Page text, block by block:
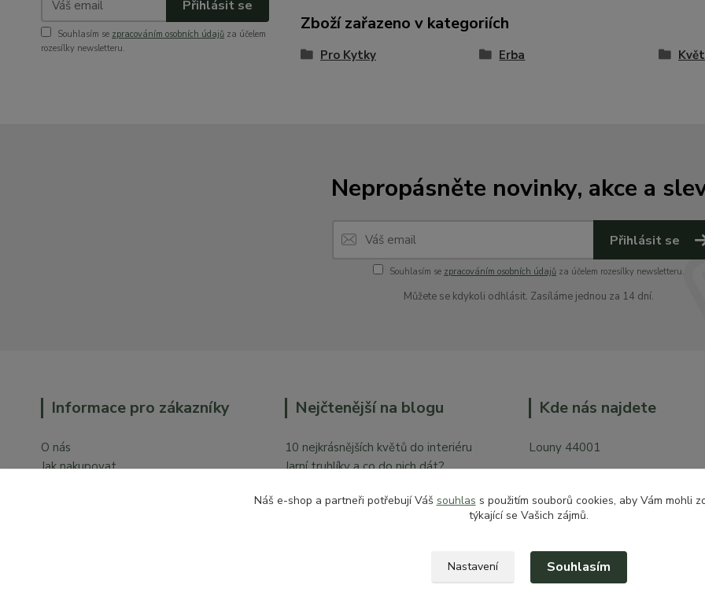
Přihlásit se
Souhlasím se zpracováním osobních údajů za účelem
rozesílky newsletteru.
Zboží zařazeno v kategoriích
Pro Kytky Erba
Nepropásněte novinky, akce a
Přihlásit se
Souhlasím se zpracováním osobních údajů za účelem rozesílky newsletteru.
Můžete se kdykoli odhlásit. Zasíláme jednou za 14 dní.
Informace pro zákazníky
O nás
Jak nakupovat
Nejčtenější na blogu
10 nejkrásnějších květů do interiéru
Jarní truhlíky a co do nich dát?
Kde nás najdete
Louny 44001
Vchod z České ulice prodejna pro
Náš e-shop a partneři potřebují Váš souhlas s použitím souborů cookies, aby Vám mohli
týkající se Vašich zájmů.
Nastavení Souhlasím